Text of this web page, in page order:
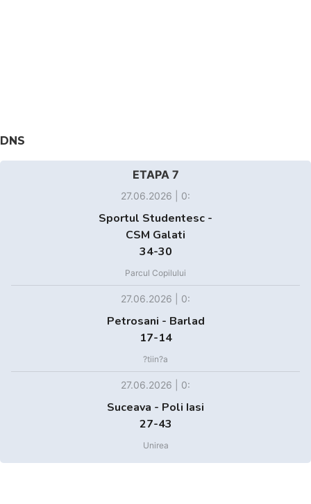
DNS
ETAPA 7
27.06.2026 | 0:
Sportul Studentesc -
CSM Galati
34-30
Parcul Copilului
27.06.2026 | 0:
Petrosani - Barlad
17-14
?tiin?a
27.06.2026 | 0:
Suceava - Poli Iasi
27-43
Unirea